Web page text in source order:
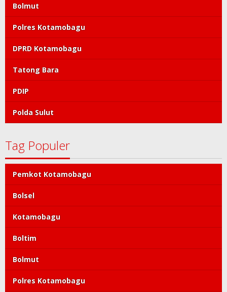
Bolmut
Polres Kotamobagu
DPRD Kotamobagu
Tatong Bara
PDIP
Polda Sulut
Tag Populer
Pemkot Kotamobagu
Bolsel
Kotamobagu
Boltim
Bolmut
Polres Kotamobagu